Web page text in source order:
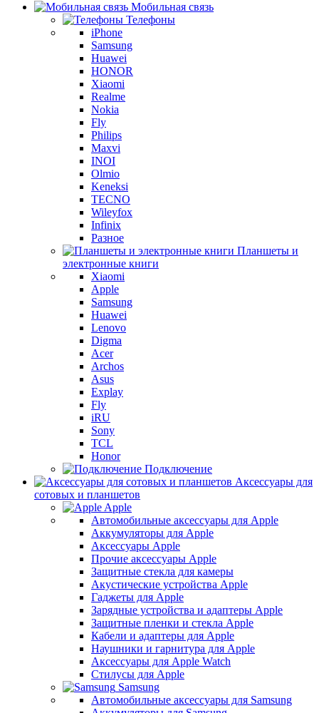
Мобильная связь
Телефоны
iPhone
Samsung
Huawei
HONOR
Xiaomi
Realme
Nokia
Fly
Philips
Maxvi
INOI
Olmio
Keneksi
TECNO
Wileyfox
Infinix
Разное
Планшеты и
электронные книги
Xiaomi
Apple
Samsung
Huawei
Lenovo
Digma
Acer
Archos
Asus
Explay
Fly
iRU
Sony
TCL
Honor
Подключение
Аксессуары для
сотовых и планшетов
Apple
Автомобильные аксессуары для Apple
Аккумуляторы для Apple
Аксессуары Apple
Прочие аксессуары Apple
Защитные стекла для камеры
Акустические устройства Apple
Гаджеты для Apple
Зарядные устройства и адаптеры Apple
Защитные пленки и стекла Apple
Кабели и адаптеры для Apple
Наушники и гарнитура для Apple
Аксессуары для Apple Watch
Стилусы для Apple
Samsung
Автомобильные аксессуары для Samsung